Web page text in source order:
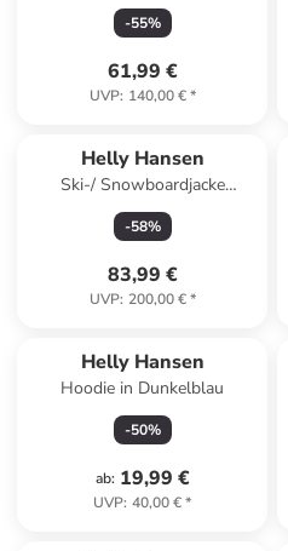
-55%
61,99 €
UVP: 140,00 €*
Helly Hansen
Ski-/ Snowboardjacke
"Kvitfjell Race" in Dunkelblau
-58%
83,99 €
UVP: 200,00 €*
Helly Hansen
Hoodie in Dunkelblau
-50%
ab: 19,99 €
UVP: 40,00 €*